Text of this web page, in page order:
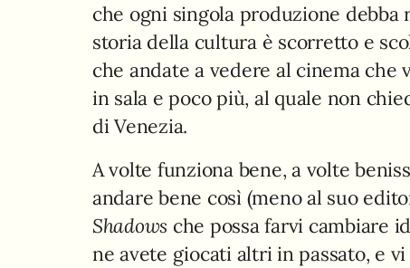
che ogni singola produzione
storia della cultura è scorretto e
che andate a vedere al cinema
in sala e poco più, al quale non
di Venezia.
A volte funziona bene, a volte
andare bene così (meno al suo
Shadows che possa farvi cambiare
ne avete giocati altri in passato, e